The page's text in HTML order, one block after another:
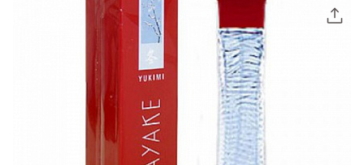
Скопировать
Telegram
WhatsApp